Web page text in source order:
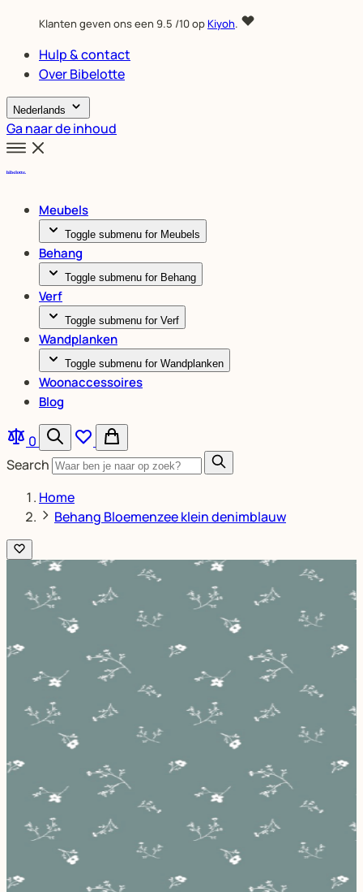
Klanten geven ons een 9.5 /10 opKiyoh.
Hulp & contact
Over Bibelotte
Nederlands
Ga naar de inhoud
Meubels
Toggle submenu for Meubels
Behang
Toggle submenu for Behang
Verf
Toggle submenu for Verf
Wandplanken
Toggle submenu for Wandplanken
Woonaccessoires
Blog
0
Search
Home
Behang Bloemenzee klein denimblauw